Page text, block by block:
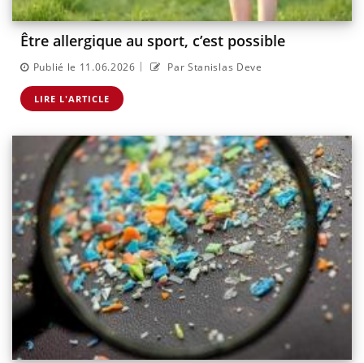
Être allergique au sport, c’est possible
Publié le 11.06.2026 | Par Stanislas Deve
LIRE L'ARTICLE